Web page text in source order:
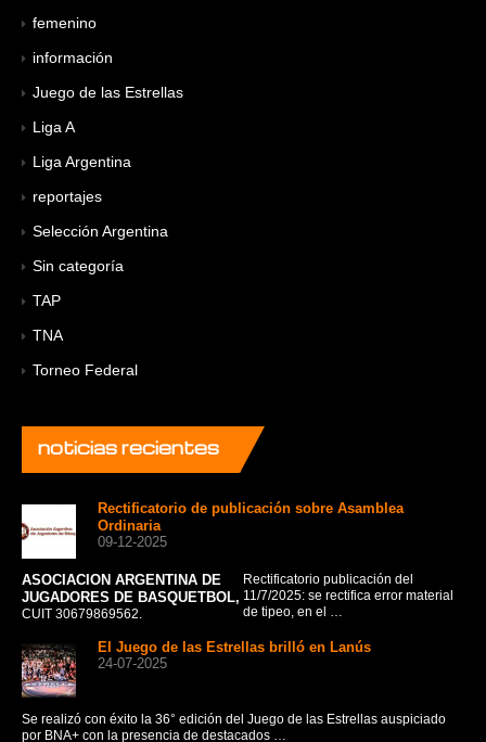
femenino
información
Juego de las Estrellas
Liga A
Liga Argentina
reportajes
Selección Argentina
Sin categoría
TAP
TNA
Torneo Federal
noticiasrecientes
Rectificatorio de publicación sobre Asamblea
Ordinaria
09-12-2025
ASOCIACION ARGENTINA DE
JUGADORES DE BASQUETBOL,
CUIT 30679869562.
Rectificatorio publicación del
11/7/2025: se rectifica error material
de tipeo, en el …
El Juego de las Estrellas brilló en Lanús
24-07-2025
Se realizó con éxito la 36° edición del Juego de las Estrellas auspiciado
por BNA+ con la presencia de destacados …